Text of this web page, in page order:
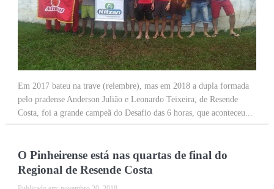
Em 2017 bateu na trave (relembre), mas em 2018 a dupla formada
pelo pradense Anderson Julião e Leonardo Teixeira, de Resende
Costa, foi a grande campeã do Desafio das 6 horas, que aconteceu...
O Pinheirense está nas quartas de final do
Regional de Resende Costa